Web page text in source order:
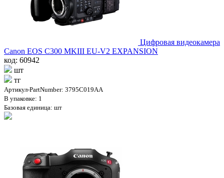
Цифровая видеокамера
Canon EOS C300 MKIII EU-V2 EXPANSION
код: 60942
шт
тг
Артикул-PartNumber: 3795C019AA
В упаковке: 1
Базовая единица: шт